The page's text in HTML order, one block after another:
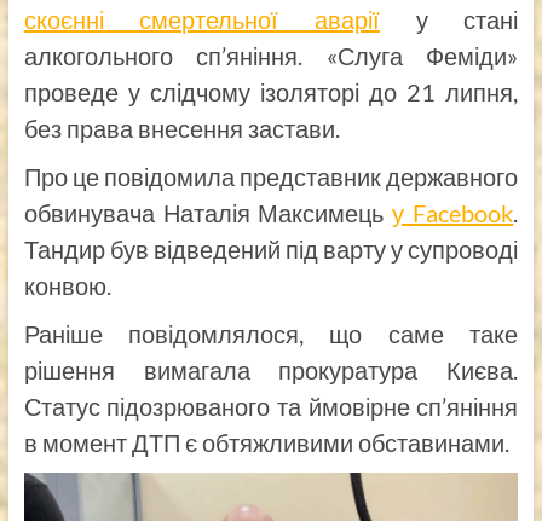
скоєнні смертельної аваріїу стані
алкогольного сп’яніння. «Слуга Феміди»
проведе у слідчому ізоляторі до 21 липня,
без права внесення застави.
Про це повідомила представник державного
обвинувача Наталія Максимецьу Facebook.
Тандир був відведений під варту у супроводі
конвою.
Раніше повідомлялося, що саме таке
рішення вимагала прокуратура Києва.
Статус підозрюваного та ймовірне сп’яніння
в момент ДТП є обтяжливими обставинами.